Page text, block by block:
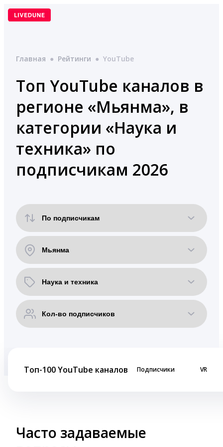
Перейти
Главная ● Рейтинги ● YouTube
Топ YouTube каналов в
регионе «Мьянма», в
категории «Наука и
техника» по
подписчикам 2026
Топ-100 YouTube каналов Подписчики VR
Часто задаваемые